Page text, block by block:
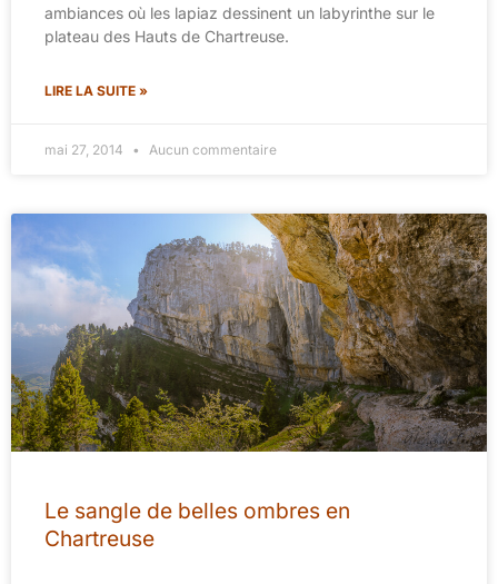
ambiances où les lapiaz dessinent un labyrinthe sur le
plateau des Hauts de Chartreuse.
LIRE LA SUITE »
mai 27, 2014 Aucun commentaire
Le sangle de belles ombres en
Chartreuse